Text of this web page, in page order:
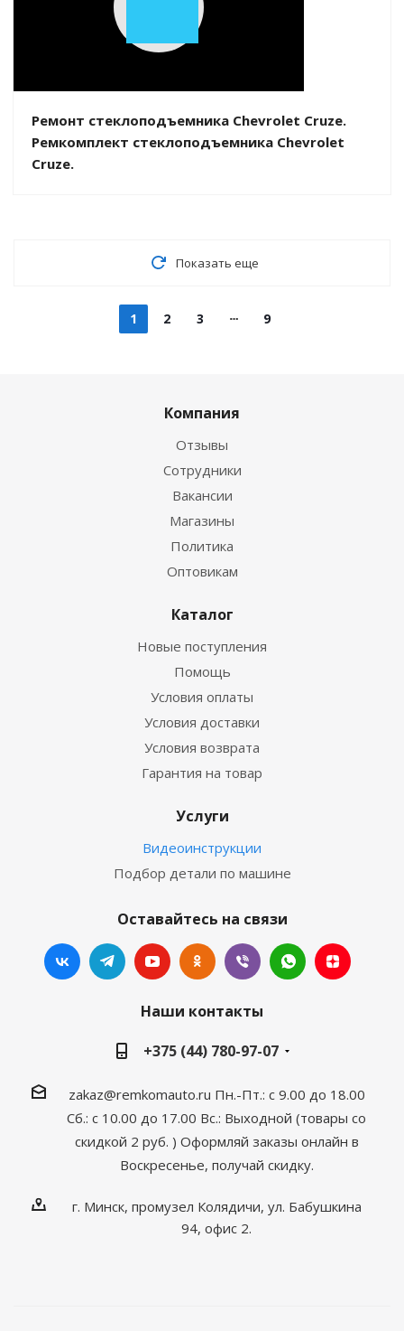
Play
Ремонт стеклоподъемника Chevrolet Cruze.
Ремкомплект стеклоподъемника Chevrolet
Cruze.
Показать еще
1 2 3 9
Компания
Отзывы
Сотрудники
Вакансии
Магазины
Политика
Оптовикам
Каталог
Новые поступления
Помощь
Условия оплаты
Условия доставки
Условия возврата
Гарантия на товар
Услуги
Видеоинструкции
Подбор детали по машине
Оставайтесь на связи
Наши контакты
+375 (44) 780-97-07
zakaz@remkomauto.ru Пн.-Пт.: с 9.00 до 18.00
Сб.: с 10.00 до 17.00 Вс.: Выходной (товары со
скидкой 2 руб. ) Оформляй заказы онлайн в
Воскресенье, получай скидку.
г. Минск, промузел Колядичи, ул. Бабушкина
94, офис 2.